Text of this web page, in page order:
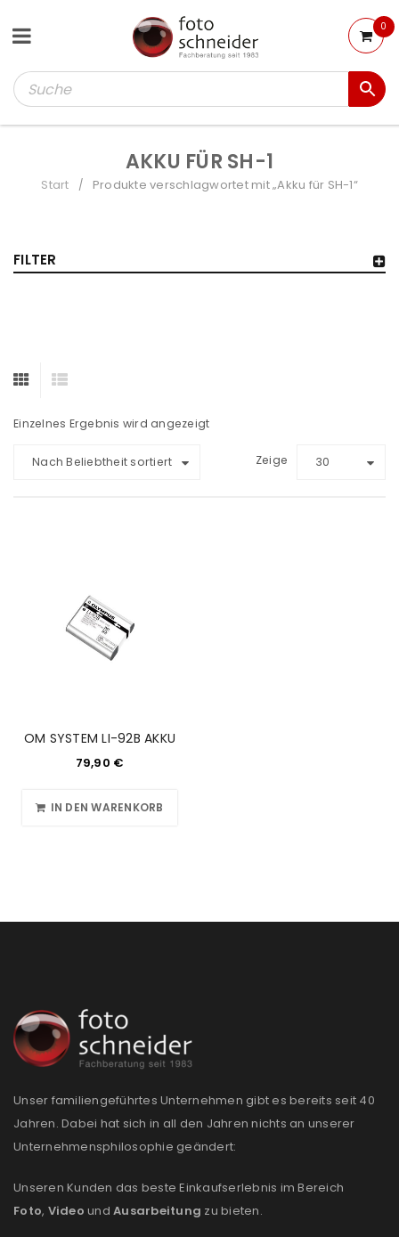
0
AKKU FÜR SH-1
Start / Produkte verschlagwortet mit „Akku für SH-1“
FILTER
Einzelnes Ergebnis wird angezeigt
Nach Beliebtheit sortiert Zeige 30
OM SYSTEM LI-92B AKKU
79,90 €
IN DEN WARENKORB
Unser familiengeführtes Unternehmen gibt es bereits seit 40
Jahren. Dabei hat sich in all den Jahren nichts an unserer
Unternehmensphilosophie geändert:
Unseren Kunden das beste Einkaufserlebnis im Bereich
Foto, Video und Ausarbeitung zu bieten.